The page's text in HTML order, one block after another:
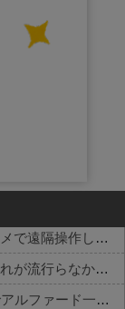
イーロン・マスク「中国のロボットはデタラメで遠隔操作してるだけ」
チー牛「デブの事豚丼って呼ぼうぜ！」←これが流行らなかった理由
【画像】美人インフルエンサーさん「20歳でアルファード一括で買えちゃう私って素敵」←これってガチなん？それともネタなん？w w w w w w w w w